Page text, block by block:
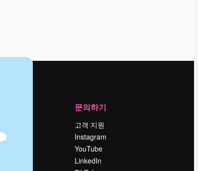
회사 소개
문의하기
고객 지원
Instagram
YouTube
LinkedIn